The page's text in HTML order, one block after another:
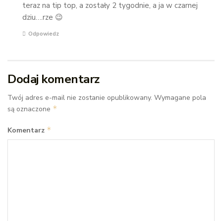
teraz na tip top, a zostały 2 tygodnie, a ja w czarnej
dziu….rze 😉
Odpowiedz
Dodaj komentarz
Twój adres e-mail nie zostanie opublikowany. Wymagane pola
są oznaczone *
Komentarz *